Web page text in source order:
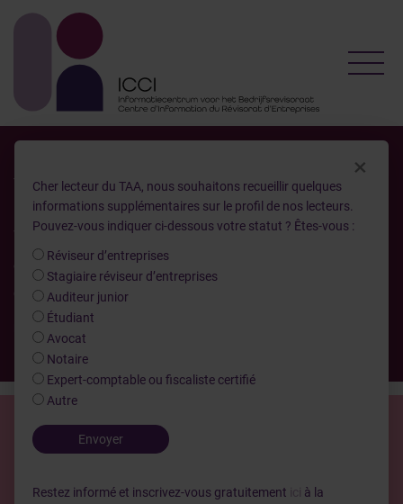
×
Cher lecteur du TAA, nous souhaitons recueillir quelques
informations supplémentaires sur le profil de nos lecteurs.
Pouvez-vous indiquer ci-dessous votre statut ? Êtes-vous :
Réviseur d’entreprises
Stagiaire réviseur d’entreprises
Auditeur junior
Étudiant
Avocat
Notaire
Expert-comptable ou fiscaliste certifié
Autre
Envoyer
Restez informé et inscrivez-vous gratuitement ici
à la
TAA n°. 90
TAA n° 90 - Tribune - Quelques
considérations au sujet du
Conseil supérieur des
professions économiques
Auteur(s)